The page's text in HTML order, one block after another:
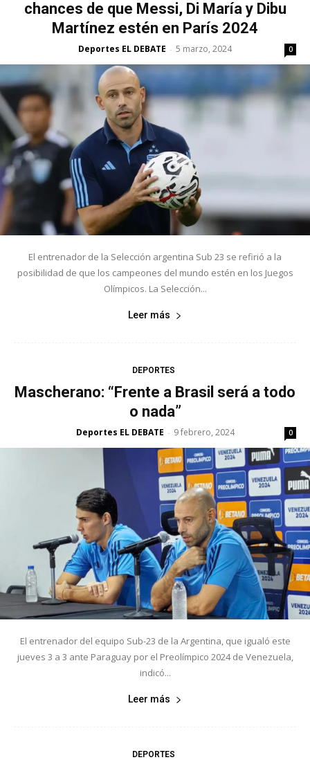
chances de que Messi, Di María y Dibu
Martínez estén en París 2024
Deportes EL DEBATE - 5 marzo, 2024 0
El entrenador de la Selección argentina Sub 23 se refirió a la
posibilidad de que los campeones del mundo estén en los Juegos
Olímpicos. La Selección...
Leer más
DEPORTES
Mascherano: “Frente a Brasil será a todo
o nada”
Deportes EL DEBATE - 9 febrero, 2024 0
El entrenador del equipo Sub-23 de la Argentina, que igualó este
jueves 3 a 3 ante Paraguay por el Preolímpico 2024 de Venezuela,
indicó...
Leer más
DEPORTES